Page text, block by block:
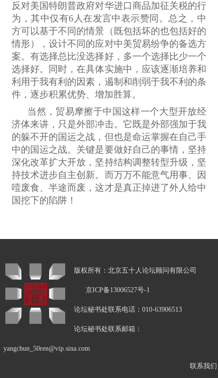
反对美国特朗普政府对华进口商品加征关税的行
为，其中仅有6人在发言中表示赞同。总之，中
方可以基于不同的情景（既包括坏的也包括好的
情形），设计不同的应对中美贸易纷争的备选方
案。有选择总比没选择好，多一个选择比少一个
选择好。同时，在具体实施中，应该逐渐培养和
利用于我有利的因素，遏制和削弱于我不利的条
件，逐步积累优势、增加胜算。
当然，贸易摩擦于中国这样一个大型开放经
济体来讲，只是外部冲击。它既是外部强加于我
的躲不开的国运之战，但也是命运掌握在自己手
中的国运之战。关键是要做好自己的事情，坚持
深化改革扩大开放，坚持结构调整转型升级，坚
持技术进步自主创新。而万万不能意气用事、因
噎废食、半途而废，这才是真正掉进了外人给中
国挖下的陷阱！
版权所有：北京五十人论坛顾问有限公司
京ICP备13006527号-1
论坛秘书处联系电话：010-63906513
论坛秘书处联系邮箱：
yangchun_50ren@vip.sina.com
联系我们